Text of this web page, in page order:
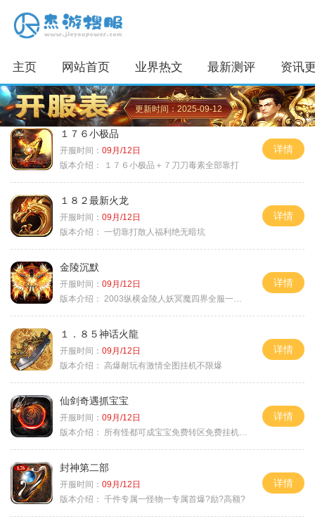
主页 网站首页 业界热文 最新测评 资讯
更新时间：2025-09-12
１７６小极品
开服时间： 09月/12日
版本介绍：
１７６小极品＋７刀刀毒素全部靠打
详情
１８２最新火龙
开服时间： 09月/12日
版本介绍： 一切靠打散人福利绝无暗坑
详情
金陵沉默
开服时间： 09月/12日
版本介绍： 2003纵横金陵人妖冥魔四界全服一切靠
详情
１．８５神话火龍
开服时间： 09月/12日
版本介绍： 高爆耐玩有激情全图挂机不限爆
详情
仙剑奇遇抓宝宝
开服时间： 09月/12日
版本介绍：
所有怪都可成宝宝免费转区免费挂机活动
详情
封神第二部
开服时间： 09月/12日
版本介绍： 千件专属一怪物一专属首爆?励?高额?
详情